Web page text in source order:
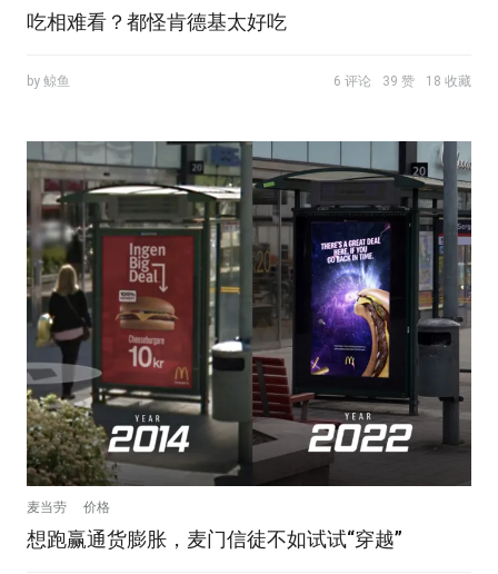
吃相难看？都怪肯德基太好吃
by 鲸鱼 6 评论 39 赞 18 收藏
麦当劳 价格
想跑赢通货膨胀，麦门信徒不如试试“穿越”